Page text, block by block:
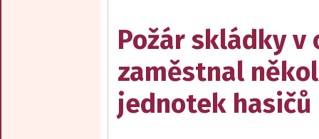
Požár skládky v
zaměstnal
jednotek hasičů